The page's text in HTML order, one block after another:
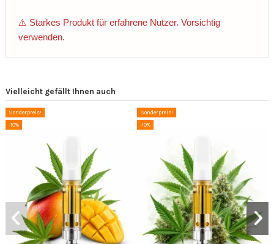
⚠️ Starkes Produkt für erfahrene Nutzer. Vorsichtig
verwenden.
Vielleicht gefällt Ihnen auch
Sonderpreis!
-10%
Sonderpreis!
-10%